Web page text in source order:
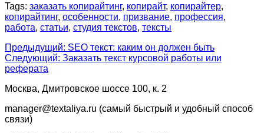
Tags: заказать копирайтинг, копирайт, копирайтер,
копирайтинг, особенности, призвание, профессия,
работа, статьи, студия текстов, тексты
Навигация
по
записям
Предыдущий: Предыдущая
запись:
SEO текст: каким он должен быть
Следующий: Следующая
Заказать текст курсовой работы или
реферата
Москва, Дмитровское шоссе 100, к. 2
manager@textaliya.ru (самый быстрый и удобный способ
связи)